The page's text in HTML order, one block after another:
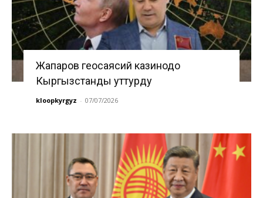
Жапаров геосаясий казинодо
Кыргызстанды уттурду
kloopkyrgyz - 07/07/2026